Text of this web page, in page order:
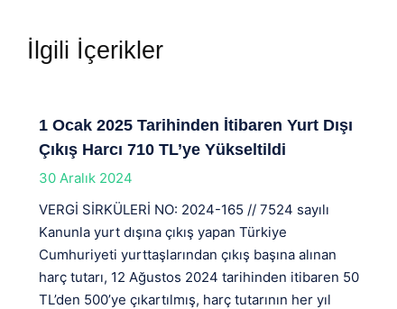
İlgili İçerikler
1 Ocak 2025 Tarihinden İtibaren Yurt Dışı
Çıkış Harcı 710 TL’ye Yükseltildi
30 Aralık 2024
VERGİ SİRKÜLERİ NO: 2024-165 // 7524 sayılı
Kanunla yurt dışına çıkış yapan Türkiye
Cumhuriyeti yurttaşlarından çıkış başına alınan
harç tutarı, 12 Ağustos 2024 tarihinden itibaren 50
TL’den 500’ye çıkartılmış, harç tutarının her yıl